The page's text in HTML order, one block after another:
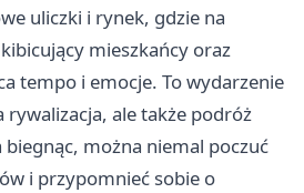
uliczki i rynek, gdzie na
mieszkańcy oraz
tempo i emocje. To wydarzenie
ale także podróż
można niemal poczuć
i przypomnieć sobie o